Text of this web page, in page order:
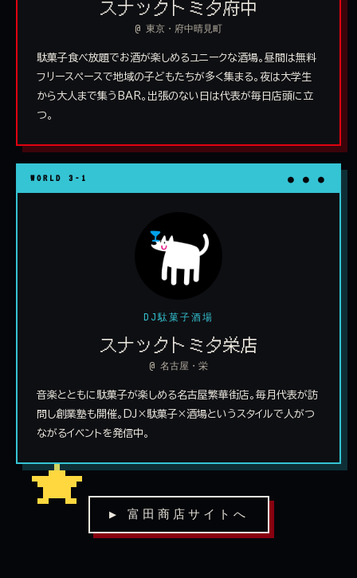
スナックトミタ府中
@ 東京・府中晴見町
駄菓子食べ放題でお酒が楽しめるユニークな酒場。昼間は無料
フリースペースで地域の子どもたちが多く集まる。夜は大学生
から大人まで集うBAR。出張のない日は代表が毎日店頭に立
つ。
WORLD 3-1 ● ● ●
DJ駄菓子酒場
スナックトミタ栄店
@ 名古屋・栄
音楽とともに駄菓子が楽しめる名古屋繁華街店。毎月代表が訪
問し創業塾も開催。DJ×駄菓子×酒場というスタイルで人がつ
ながるイベントを発信中。
▶ 富田商店サイトへ